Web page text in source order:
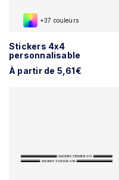
+37 couleurs
Stickers 4x4
personnalisable
À partir de 5,61€